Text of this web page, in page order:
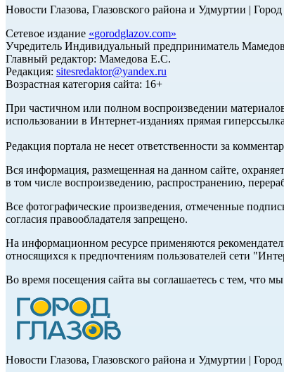
Новости Глазова, Глазовского района и Удмуртии | Город
Сетевое издание «gorodglazov.com»
Учредитель Индивидуальный предприниматель
Главный редактор: Мамедова Е.С.
Редакция: sitesredaktor@yandex.ru
Возрастная категория сайта: 16+
При частичном или полном воспроизведении
использовании в Интернет-изданиях прямая
Редакция портала не несет ответственности за
Вся информация, размещенная на данном сайте,
в том числе воспроизведению, распространению,
Все фотографические произведения, отмеченные
согласия правообладателя запрещено.
На информационном ресурсе применяются
относящихся к предпочтениям пользователей сети
Во время посещения сайта вы соглашаетесь с тем, что
Новости Глазова, Глазовского района и Удмуртии | Город